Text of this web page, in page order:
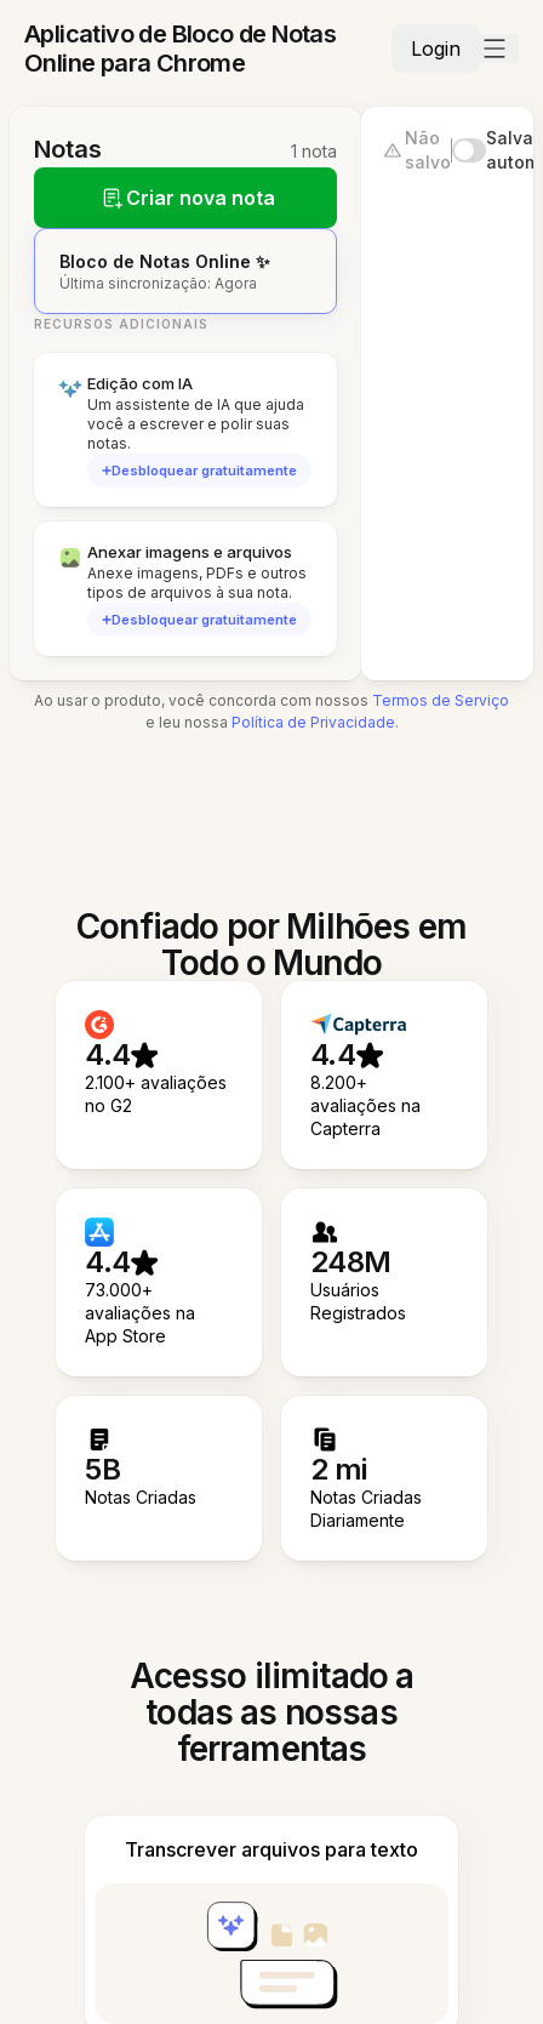
Aplicativo de Bloco de Notas
Online para Chrome
Login
Notas 1 nota
Criar nova nota
Bloco de Notas Online ✨
Última sincronização: Agora
RECURSOS ADICIONAIS
Edição com IA
Um assistente de IA que ajuda
você a escrever e polir suas
notas.
Desbloquear gratuitamente
Anexar imagens e arquivos
Anexe imagens, PDFs e outros
tipos de arquivos à sua nota.
Desbloquear gratuitamente
Não
salvo
Salvar
Ao usar o produto, você concorda com nossos Termos de Serviço
e leu nossa Política de Privacidade.
Confiado por Milhões em
Todo o Mundo
4.4
2.100+ avaliações
no G2
4.4
8.200+
avaliações na
Capterra
4.4
73.000+
avaliações na
App Store
248M
Usuários
Registrados
5B
Notas Criadas
2 mi
Notas Criadas
Diariamente
Acesso ilimitado a
todas as nossas
ferramentas
Transcrever arquivos para texto